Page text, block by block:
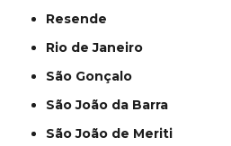
Resende
Rio de Janeiro
São Gonçalo
São João da Barra
São João de Meriti